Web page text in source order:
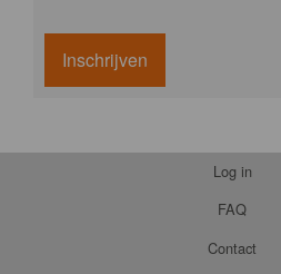
Inschrijven
Log in
FAQ
Contact